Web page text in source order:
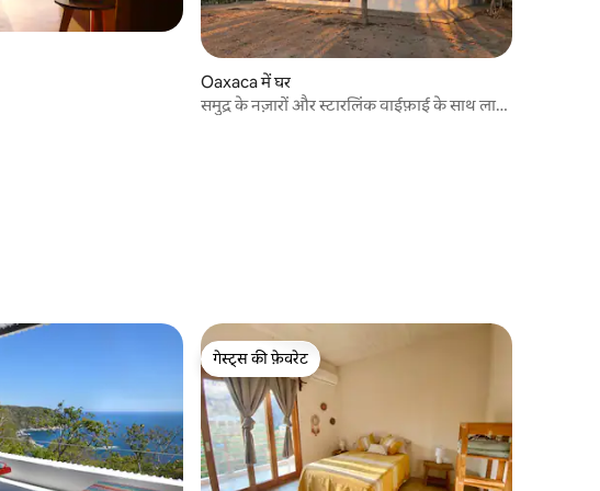
Oaxaca में घर
समुद्र के नज़ारों और स्टारलिंक वाईफ़ाई के साथ ला
गेस्ट्स की फ़ेवरेट
गेस्ट्स की फ़ेवरेट